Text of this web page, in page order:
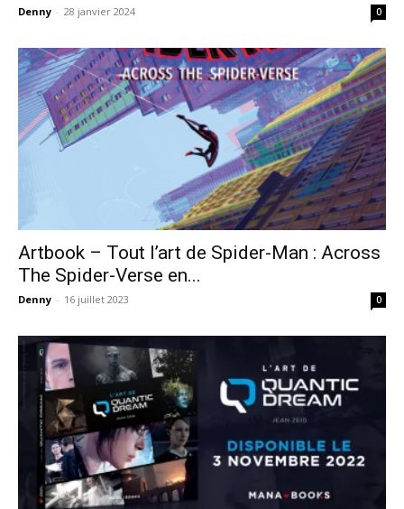
Denny - 28 janvier 2024 0
Artbook – Tout l’art de Spider-Man : Across
The Spider-Verse en...
Denny - 16 juillet 2023 0